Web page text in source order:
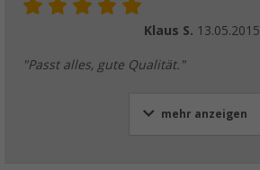
Klaus S. 13.05.2015
"Passt alles, gute Qualität."
mehr anzeigen